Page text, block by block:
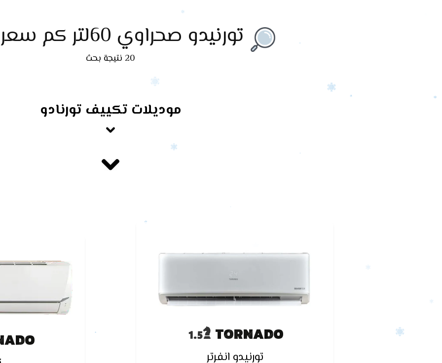
تورنيدو صحراوي 60لتر كم سعرهه
20 نتيجة بحث
موديلات تكييف تورنادو
TORNADO
تورنيدو انفرتر